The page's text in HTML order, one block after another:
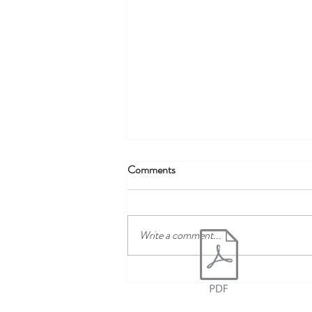
PUTEUS TRIATLON 2026.
Comments
Write a comment...